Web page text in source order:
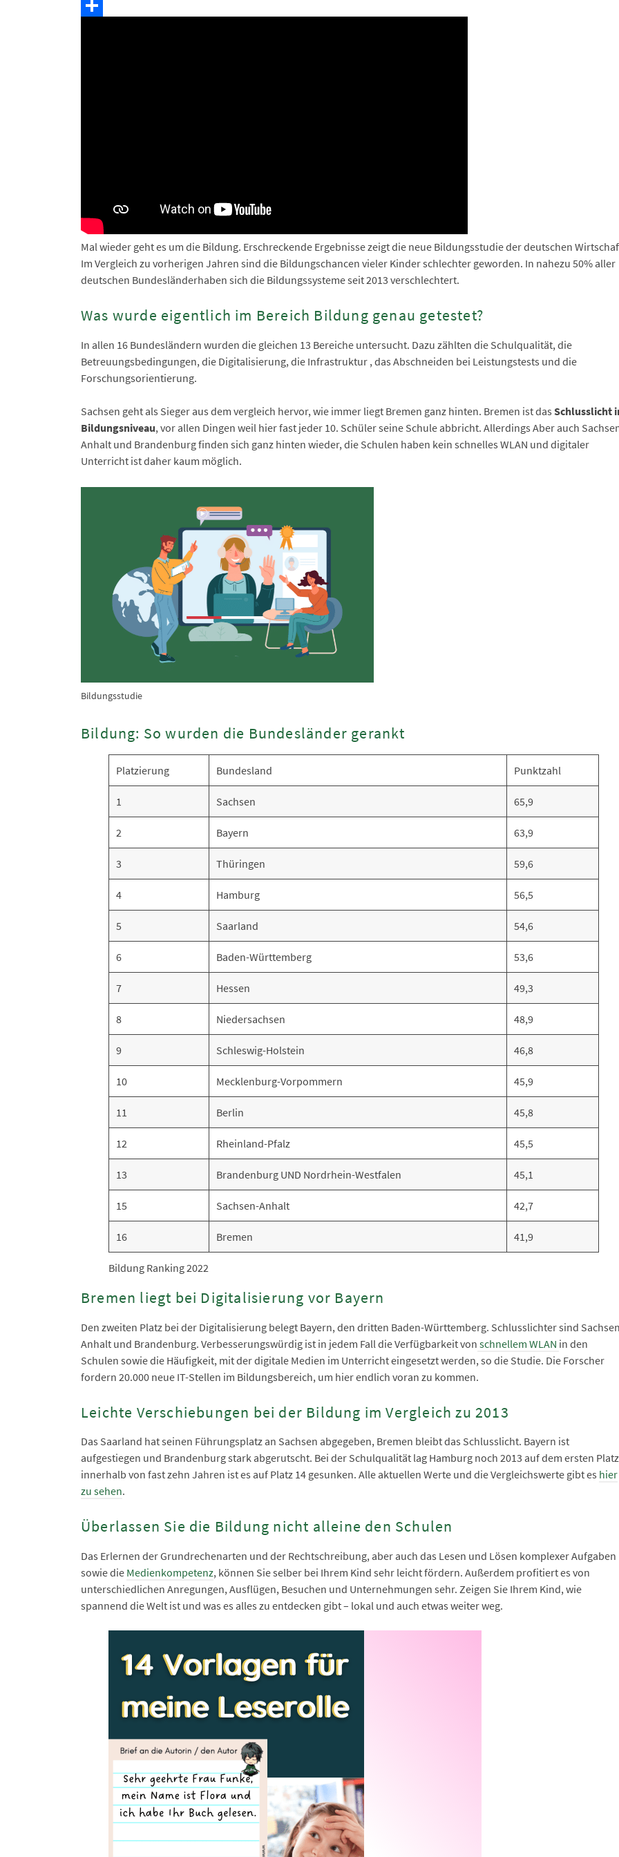
Telegram
Mal wieder geht es um die Bildung. Erschreckende Ergebnisse zeigt die neue Bildungsstudie der deutschen
Im Vergleich zu vorherigen Jahren sind die Bildungschancen vieler Kinder schlechter geworden. In nahezu 50% aller
deutschen Bundesländerhaben sich die Bildungssysteme seit 2013 verschlechtert.
Was wurde eigentlich im Bereich Bildung genau getestet?
In allen 16 Bundesländern wurden die gleichen 13 Bereiche untersucht. Dazu zählten die Schulqualität, die
Betreuungsbedingungen, die Digitalisierung, die Infrastruktur , das Abschneiden bei Leistungstests und die
Forschungsorientierung.
Sachsen geht als Sieger aus dem vergleich hervor, wie immer liegt Bremen ganz hinten. Bremen ist das Schlusslicht
Bildungsniveau, vor allen Dingen weil hier fast jeder 10. Schüler seine Schule abbricht. Allerdings Aber auch
Anhalt und Brandenburg finden sich ganz hinten wieder, die Schulen haben kein schnelles WLAN und digitaler
Unterricht ist daher kaum möglich.
Bildungsstudie
Bildung: So wurden die Bundesländer gerankt
Platzierung Bundesland Punktzahl
1 Sachsen 65,9
2 Bayern 63,9
3 Thüringen 59,6
4 Hamburg 56,5
5 Saarland 54,6
6 Baden-Württemberg 53,6
7 Hessen 49,3
8 Niedersachsen 48,9
9 Schleswig-Holstein 46,8
10 Mecklenburg-Vorpommern 45,9
11 Berlin 45,8
12 Rheinland-Pfalz 45,5
13 Brandenburg UND Nordrhein-Westfalen 45,1
15 Sachsen-Anhalt 42,7
16 Bremen 41,9
Bildung Ranking 2022
Bremen liegt bei Digitalisierung vor Bayern
Den zweiten Platz bei der Digitalisierung belegt Bayern, den dritten Baden-Württemberg. Schlusslichter sind
Anhalt und Brandenburg. Verbesserungswürdig ist in jedem Fall die Verfügbarkeit von schnellem WLAN in den
Schulen sowie die Häufigkeit, mit der digitale Medien im Unterricht eingesetzt werden, so die Studie. Die Forscher
fordern 20.000 neue IT-Stellen im Bildungsbereich, um hier endlich voran zu kommen.
Leichte Verschiebungen bei der Bildung im Vergleich zu 2013
Das Saarland hat seinen Führungsplatz an Sachsen abgegeben, Bremen bleibt das Schlusslicht. Bayern ist
aufgestiegen und Brandenburg stark abgerutscht. Bei der Schulqualität lag Hamburg noch 2013 auf dem ersten
innerhalb von fast zehn Jahren ist es auf Platz 14 gesunken. Alle aktuellen Werte und die Vergleichswerte gibt es hier
zu sehen.
Überlassen Sie die Bildung nicht alleine den Schulen
Das Erlernen der Grundrechenarten und der Rechtschreibung, aber auch das Lesen und Lösen komplexer Aufgaben
sowie die Medienkompetenz, können Sie selber bei Ihrem Kind sehr leicht fördern. Außerdem profitiert es von
unterschiedlichen Anregungen, Ausflügen, Besuchen und Unternehmungen sehr. Zeigen Sie Ihrem Kind, wie
spannend die Welt ist und was es alles zu entdecken gibt – lokal und auch etwas weiter weg.